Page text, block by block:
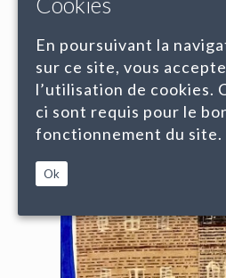
En poursuivant la
sur ce site, vous
l’utilisation de cookies.
ci sont requis pour le
fonctionnement du site.
Ok